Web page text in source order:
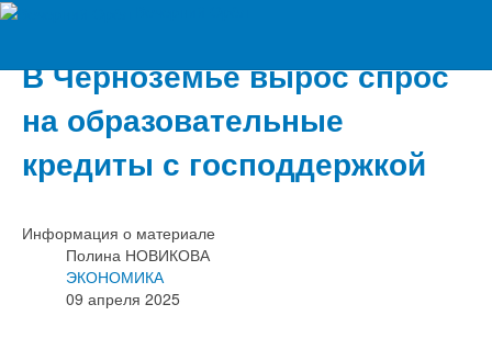
В Черноземье вырос спрос
на образовательные
кредиты с господдержкой
Информация о материале
Полина НОВИКОВА
ЭКОНОМИКА
09 апреля 2025